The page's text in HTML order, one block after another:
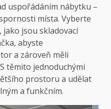
uspořádáním nábytku –
místa. Vyberte
jsou skladovací
abyste
a zároveň měli
těmito jednoduchými
prostoru a udělat
a funkčním.